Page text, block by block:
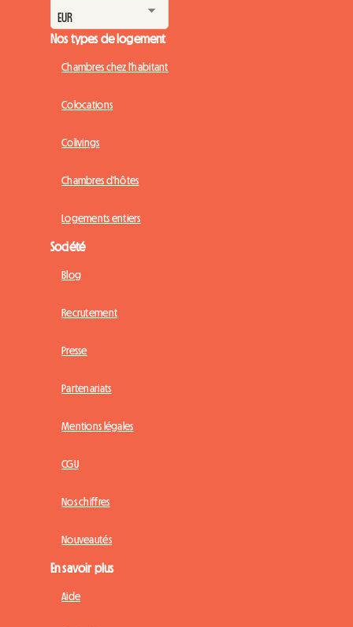
Nos types de logement
Chambres chez l'habitant
Colocations
Colivings
Chambres d'hôtes
Logements entiers
Société
Blog
Recrutement
Presse
Partenariats
Mentions légales
CGU
Nos chiffres
Nouveautés
En savoir plus
Aide